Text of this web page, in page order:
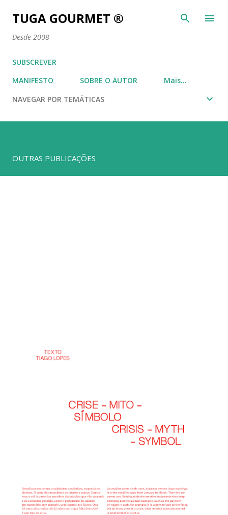
Avançar para o conteúdo principal
TUGA GOURMET ®
Desde 2008
SUBSCREVER
MANIFESTO
SOBRE O AUTOR
Mais…
NAVEGAR POR TEMÁTICAS
OUTRAS PUBLICAÇÕES